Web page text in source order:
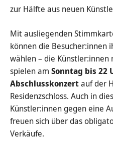
zur Hälfte aus neuen
Mit ausliegenden
können die Besucher:innen
wählen – die
spielen am Sonntag bis 22
Abschlusskonzertauf der
Residenzschloss. Auch in
Künstler:innen gegen eine
freuen sich über das
Verkäufe.